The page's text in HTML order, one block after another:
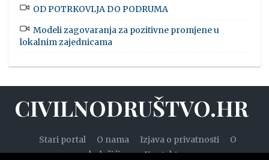
OD POTRKOVLJA DO PODRUMA
Modeli zagovaranja za pozitivne promjene u
lokalnim zajednicama
CIVILNODRUŠTVO.HR
Stari portal O nama Izjava o privatnosti
O
kolačićima
Kontakt